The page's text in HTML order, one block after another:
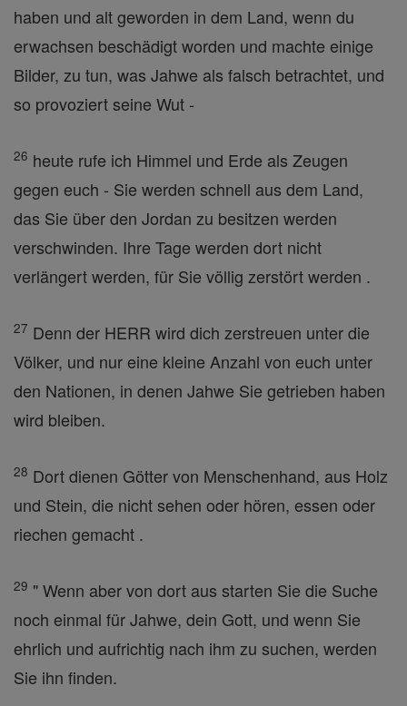
haben und alt geworden in dem Land, wenn du
erwachsen beschädigt worden und machte einige
Bilder, zu tun, was Jahwe als falsch betrachtet, und
so provoziert seine Wut -
26 heute rufe ich Himmel und Erde als Zeugen
gegen euch - Sie werden schnell aus dem Land,
das Sie über den Jordan zu besitzen werden
verschwinden. Ihre Tage werden dort nicht
verlängert werden, für Sie völlig zerstört werden .
27 Denn der HERR wird dich zerstreuen unter die
Völker, und nur eine kleine Anzahl von euch unter
den Nationen, in denen Jahwe Sie getrieben haben
wird bleiben.
28 Dort dienen Götter von Menschenhand, aus Holz
und Stein, die nicht sehen oder hören, essen oder
riechen gemacht .
29 " Wenn aber von dort aus starten Sie die Suche
noch einmal für Jahwe, dein Gott, und wenn Sie
ehrlich und aufrichtig nach ihm zu suchen, werden
Sie ihn finden.